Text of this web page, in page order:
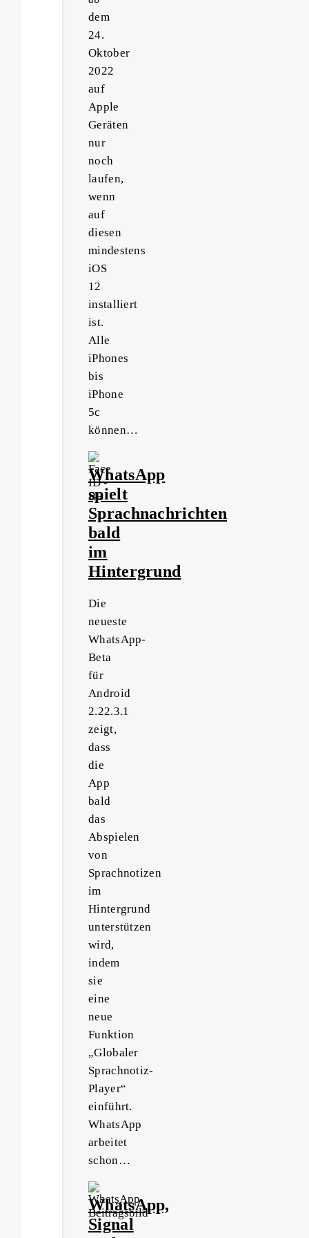
dem
24.
Oktober
2022
auf
Apple
Geräten
nur
noch
laufen,
wenn
auf
diesen
mindestens
iOS
12
installiert
ist.
Alle
iPhones
bis
iPhone
5c
können…
WhatsApp
spielt
Sprachnachrichten
bald
im
Hintergrund
Die
neueste
WhatsApp-
Beta
für
Android
2.22.3.1
zeigt,
dass
die
App
bald
das
Abspielen
von
Sprachnotizen
im
Hintergrund
unterstützen
wird,
indem
sie
eine
neue
Funktion
„Globaler
Sprachnotiz-
Player“
einführt.
WhatsApp
arbeitet
schon…
WhatsApp,
Signal